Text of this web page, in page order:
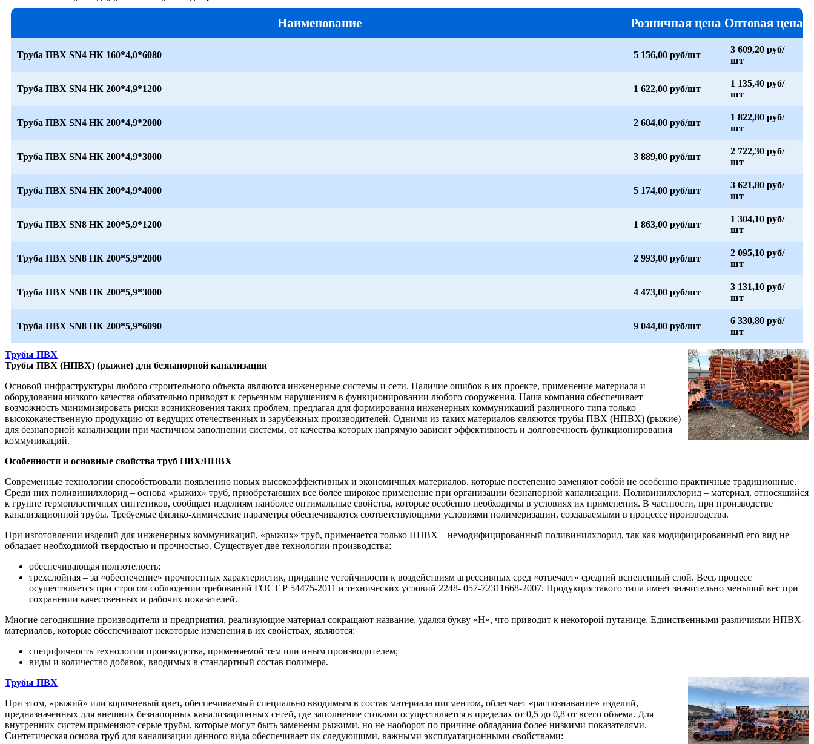
Наименование Розничная цена Оптовая цена
Труба ПВХ SN4 НК 160*4,0*6080 5 156,00 руб/шт
3 609,20 руб/
шт
Труба ПВХ SN4 НК 200*4,9*1200 1 622,00 руб/шт
1 135,40 руб/
шт
Труба ПВХ SN4 НК 200*4,9*2000 2 604,00 руб/шт
1 822,80 руб/
шт
Труба ПВХ SN4 НК 200*4,9*3000 3 889,00 руб/шт
2 722,30 руб/
шт
Труба ПВХ SN4 НК 200*4,9*4000 5 174,00 руб/шт
3 621,80 руб/
шт
Труба ПВХ SN8 НК 200*5,9*1200 1 863,00 руб/шт
1 304,10 руб/
шт
Труба ПВХ SN8 НК 200*5,9*2000 2 993,00 руб/шт
2 095,10 руб/
шт
Труба ПВХ SN8 НК 200*5,9*3000 4 473,00 руб/шт
3 131,10 руб/
шт
Труба ПВХ SN8 НК 200*5,9*6090 9 044,00 руб/шт
6 330,80 руб/
шт
Трубы ПВХ
Трубы ПВХ (НПВХ) (рыжие) для безнапорной канализации
Основой инфраструктуры любого строительного объекта являются инженерные системы и сети. Наличие ошибок в их проекте, применение материала и
оборудования низкого качества обязательно приводят к серьезным нарушениям в функционировании любого сооружения. Наша компания обеспечивает
возможность минимизировать риски возникновения таких проблем, предлагая для формирования инженерных коммуникаций различного типа только
высококачественную продукцию от ведущих отечественных и зарубежных производителей. Одними из таких материалов являются трубы ПВХ (НПВХ) (рыжие)
для безнапорной канализации при частичном заполнении системы, от качества которых напрямую зависит эффективность и долговечность функционирования
коммуникаций.
Особенности и основные свойства труб ПВХ/НПВХ
Современные технологии способствовали появлению новых высокоэффективных и экономичных материалов, которые постепенно заменяют собой не особенно практичные традиционные.
Среди них поливинилхлорид – основа «рыжих» труб, приобретающих все более широкое применение при организации безнапорной канализации. Поливинилхлорид – материал, относящийся
к группе термопластичных синтетиков, сообщает изделиям наиболее оптимальные свойства, которые особенно необходимы в условиях их применения. В частности, при производстве
канализационной трубы. Требуемые физико-химические параметры обеспечиваются соответствующими условиями полимеризации, создаваемыми в процессе производства.
При изготовлении изделий для инженерных коммуникаций, «рыжих» труб, применяется только НПВХ – немодифицированный поливинилхлорид, так как модифицированный его вид не
обладает необходимой твердостью и прочностью. Существует две технологии производства:
обеспечивающая полнотелость;
трехслойная – за «обеспечение» прочностных характеристик, придание устойчивости к воздействиям агрессивных сред «отвечает» средний вспененный слой. Весь процесс
осуществляется при строгом соблюдении требований ГОСТ Р 54475-2011 и технических условий 2248- 057-72311668-2007. Продукция такого типа имеет значительно меньший вес при
сохранении качественных и рабочих показателей.
Многие сегодняшние производители и предприятия, реализующие материал сокращают название, удаляя букву «Н», что приводит к некоторой путанице. Единственными различиями НПВХ-
материалов, которые обеспечивают некоторые изменения в их свойствах, являются:
специфичность технологии производства, применяемой тем или иным производителем;
виды и количество добавок, вводимых в стандартный состав полимера.
Трубы ПВХ
При этом, «рыжий» или коричневый цвет, обеспечиваемый специально вводимым в состав материала пигментом, облегчает «распознавание» изделий,
предназначенных для внешних безнапорных канализационных сетей, где заполнение стоками осуществляется в пределах от 0,5 до 0,8 от всего объема. Для
внутренних систем применяют серые трубы, которые могут быть заменены рыжими, но не наоборот по причине обладания более низкими показателями.
Синтетическая основа труб для канализации данного вида обеспечивает их следующими, важными эксплуатационными свойствами: